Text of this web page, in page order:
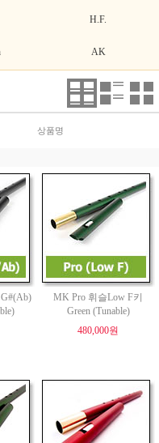
H.F.
AK
상품명
MK Pro 휘슬Low F키
Green (Tunable)
480,000원